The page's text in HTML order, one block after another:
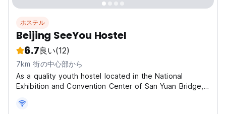
ホステル
Beijing SeeYou Hostel
6.7良い(12)
7km 街の中心部から
As a quality youth hostel located in the National
Exhibition and Convention Center of San Yuan Bridge,
restaurants, with a environment, adjacent to Wangjing,